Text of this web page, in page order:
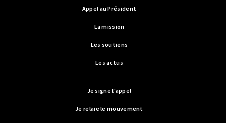
Appel au Président
La mission
Les soutiens
Les actus
Je signe l'appel
Je relaie le mouvement